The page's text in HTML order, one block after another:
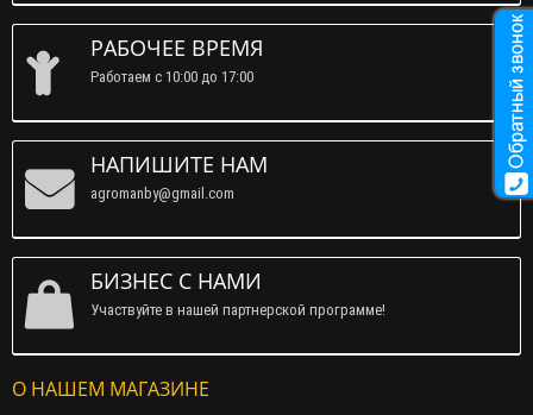
РАБОЧЕЕ ВРЕМЯ
Работаем c 10:00 до 17:00
НАПИШИТЕ НАМ
agromanby@gmail.com
БИЗНЕС С НАМИ
Участвуйте в нашей партнерской программе!
О НАШЕМ МАГАЗИНЕ